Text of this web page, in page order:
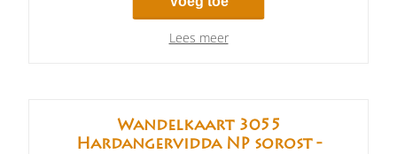
Lees meer
Wandelkaart 3055
Hardangervidda NP sorost -